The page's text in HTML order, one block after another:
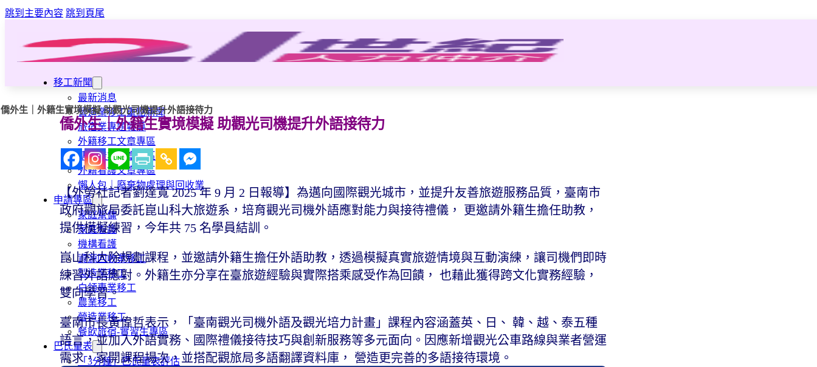
跳到主要內容 跳到頁尾
移工新聞
最新消息
營造業移工重點新聞
旅宿業專題報導
外籍移工文章專區
傳統產業文章專區
外籍看護文章專區
懶人包｜廢棄物處理與回收業
申請專區
家庭幫傭
家庭看護
機構看護
資源回收業移工
製造業移工
白領專業移工
農業移工
營造業移工
餐飲旅宿-實習生專區
巴氏量表
「3分鐘」巴氏量表評估
僑外生｜外籍生實境模擬 助觀光司機提升外語接待力
僑外生｜外籍生實境模擬 助觀光司機提升外語接待力
【外勞社記者劉達寬 2025 年 9 月 2 日報導】為邁向國際觀光城市，並提升友善旅遊服務品質，臺南市
政府觀旅局委託崑山科大旅遊系，培育觀光司機外語應對能力與接待禮儀， 更邀請外籍生擔任助教，
提供模擬練習，今年共 75 名學員結訓。
崑山科大除規劃課程，並邀請外籍生擔任外語助教，透過模擬真實旅遊情境與互動演練，讓司機們即時
練習外語應對。外籍生亦分享在臺旅遊經驗與實際搭乘感受作為回饋， 也藉此獲得跨文化實務經驗，
雙向學習。
臺南市長黃偉哲表示，「臺南觀光司機外語及觀光培力計畫」課程內容涵蓋英、日、 韓、越、泰五種
語言，並加入外語實務、國際禮儀接待技巧與創新服務等多元面向。因應新增觀光公車路線與業者營運
需求，家開課程場次，並搭配觀旅局多語翻譯資料庫， 營造更完善的多語接待環境。